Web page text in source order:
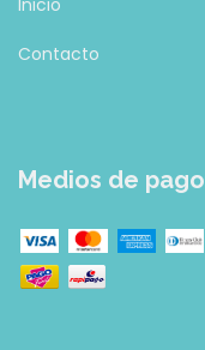
Inicio
Contacto
Medios de pago